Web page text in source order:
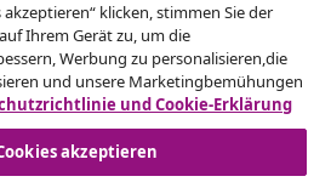
akzeptieren“ klicken, stimmen Sie der
Ihrem Gerät zu, um die
Werbung zu personalisieren,die
und unsere Marketingbemühungen
und Cookie-Erklärung
akzeptieren